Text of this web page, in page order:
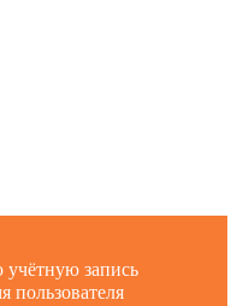
запись
пользователя